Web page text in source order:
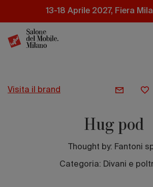
principale
13-18 Aprile 2027, Fiera
visita il brand
Hug pod
Thought by: Fantoni
Categoria: Divani e